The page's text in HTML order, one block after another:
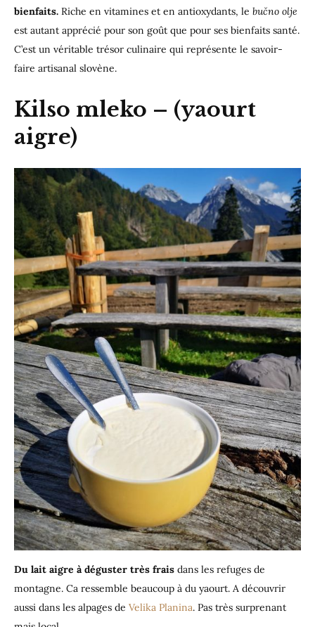
bienfaits. Riche en vitamines et en antioxydants, le bučno olje
est autant apprécié pour son goût que pour ses bienfaits santé.
C’est un véritable trésor culinaire qui représente le savoir-
faire artisanal slovène.
Kilso mleko – (yaourt
aigre)
Du lait aigre à déguster très frais dans les refuges de
montagne. Ca ressemble beaucoup à du yaourt. A découvrir
aussi dans les alpages de Velika Planina. Pas très surprenant